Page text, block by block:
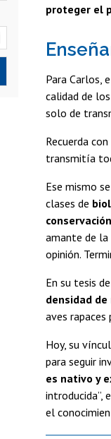
proteger el
Para Carlos,
calidad de
solo de
Recuerda
transmitía
Ese mismo
clases de
amante de la
opinión.
En su tesis
densidad
aves rapaces
Hoy, su
para seguir
es nativo y
introducida”,
el